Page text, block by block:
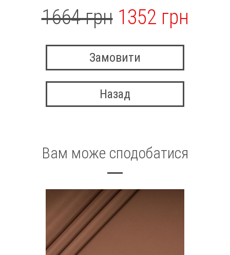
1664 грн 1352 грн
Замовити
Назад
Вам може сподобатися